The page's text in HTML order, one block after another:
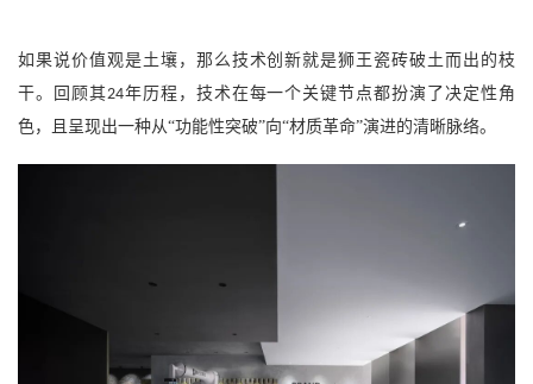
如果说价值观是土壤，那么技术创新就是狮王瓷砖破土而出的枝
干。回顾其24年历程，技术在每一个关键节点都扮演了决定性角
色，且呈现出一种从“功能性突破”向“材质革命”演进的清晰脉络。